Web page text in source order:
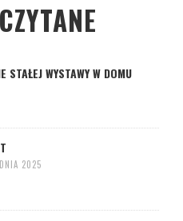
STAŁEJ WYSTAWY W DOMU
2025